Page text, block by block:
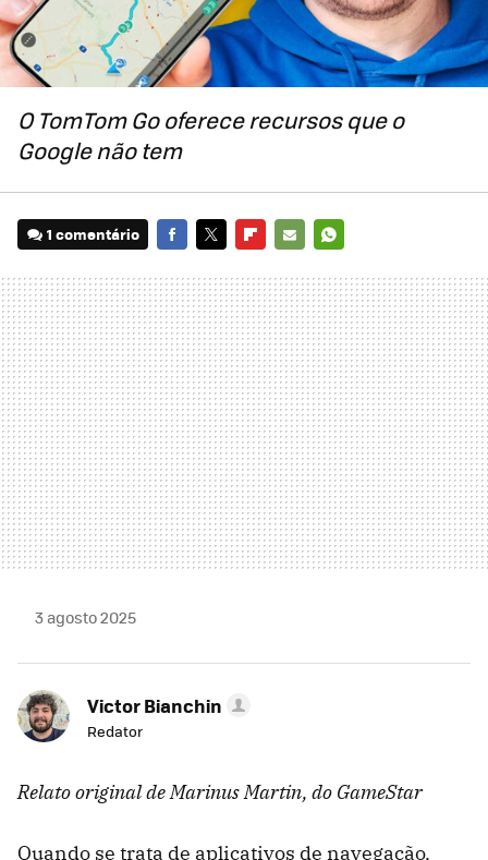
O TomTom Go oferece recursos que o
Google não tem
1 comentário
MAIL
3 agosto 2025
Victor Bianchin
Redator
Relato original de Marinus Martin, do GameStar
Quando se trata de aplicativos de navegação,